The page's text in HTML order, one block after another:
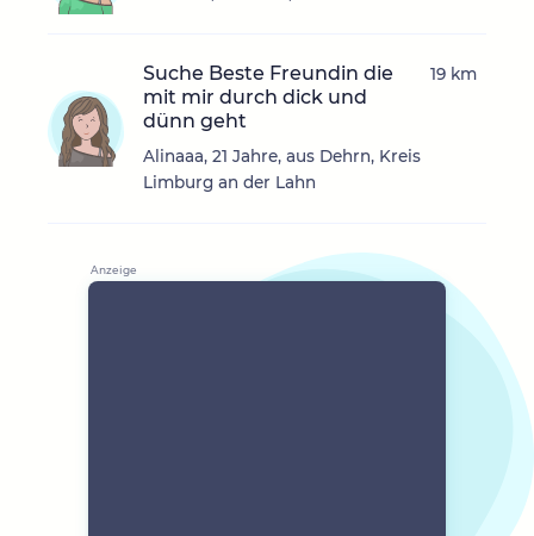
Suche Beste Freundin die
mit mir durch dick und
dünn geht
Alinaaa, 21 Jahre, aus Dehrn, Kreis
Limburg an der Lahn
19 km